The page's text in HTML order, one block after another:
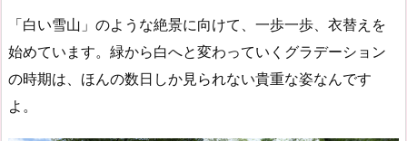
「白い雪山」のような絶景に向けて、一歩一歩、衣替えを
始めています。緑から白へと変わっていくグラデーション
の時期は、ほんの数日しか見られない貴重な姿なんです
よ。